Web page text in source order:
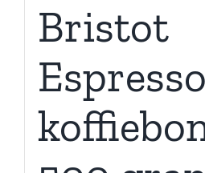
Bristot
Espresso